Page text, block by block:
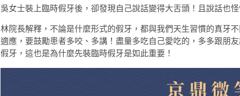
吳女士裝上臨時假牙後，卻發現自己說話變得大舌頭！且說話也
林院長解釋，不論是什麼形式的假牙，都與我們天生習慣的真牙
適應，要鼓勵患者多咬、多講！盡量多吃自己愛吃的，多多跟朋
假牙，這也是為什麼先裝臨時假牙是如此重要！